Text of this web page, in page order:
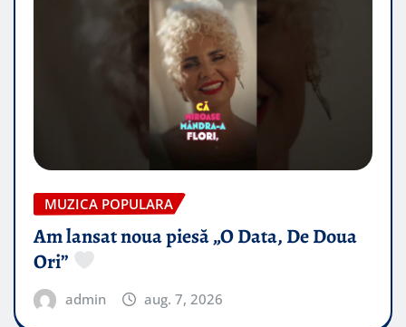
MUZICA POPULARA
Am lansat noua piesă „O Data, De Doua
Ori”
admin aug. 7, 2026